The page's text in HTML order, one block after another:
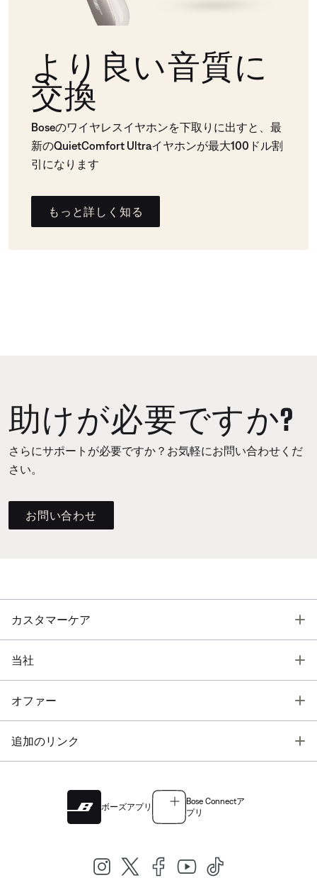
より良い音質に
交換
Boseのワイヤレスイヤホンを下取りに出すと、最
新のQuietComfort Ultraイヤホンが最大100ドル割
引になります
もっと詳しく知る
助けが必要ですか?
さらにサポートが必要ですか？お気軽にお問い合わせくだ
さい。
お問い合わせ
カスタマーケア
当社
オファー
追加のリンク
ボーズアプリ
Bose Connectア
プリ